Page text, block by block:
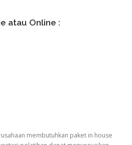
atau Online :
membutuhkan paket in house